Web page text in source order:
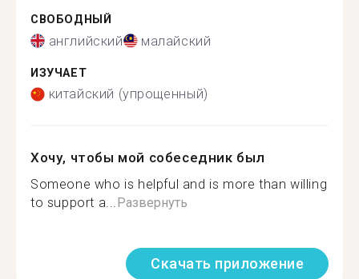
СВОБОДНЫЙ
английский малайский
ИЗУЧАЕТ
китайский (упрощенный)
Хочу, чтобы мой собеседник был
Someone who is helpful and is more than willing
to support a...Развернуть
Скачать приложение